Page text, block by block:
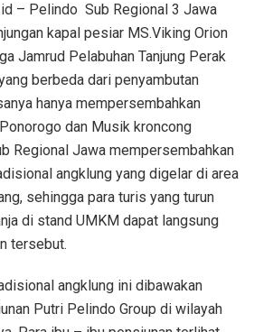
– Pelindo Sub Regional 3 Jawa
kapal pesiar MS.Viking Orion
Jamrud Pelabuhan Tanjung Perak
berbeda dari penyambutan
hanya mempersembahkan
dan Musik kroncong
Regional Jawa mempersembahkan
angklung yang digelar di area
sehingga para turis yang turun
di stand UMKM dapat langsung
tersebut.
angklung ini dibawakan
Putri Pelindo Group di wilayah